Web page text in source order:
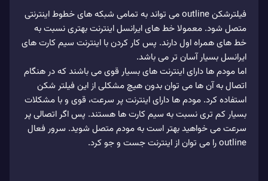
فیلترشکن outline می تواند به تمامی شبکه های خطوط اینترنتی
متصل شود. معمولا خط های ایرانسل اینترنت بهتری نسبت به
خط های همراه اول دارند. پس کار کردن با اینترنت سیم کارت های
ایرانسل بسیار آسان تر می باشد.
اما مودم ها دارای اینترنت های بسیار قوی می باشند که در هنگام
اتصال به آن ها می توان بدون هیچ مشکلی از این فیلتر شکن
استفاده کرد. مودم ها دارای اینترنت پر سرعت، قوی و با مشکلات
بسیار کم تری نسبت به سیم کارت ها هستند. پس اگر اتصالی پر
سرعت می خواهید بهتر است به مودم متصل شوید. سرور فعال
outline را می توان از اینترنت جست و جو کرد.